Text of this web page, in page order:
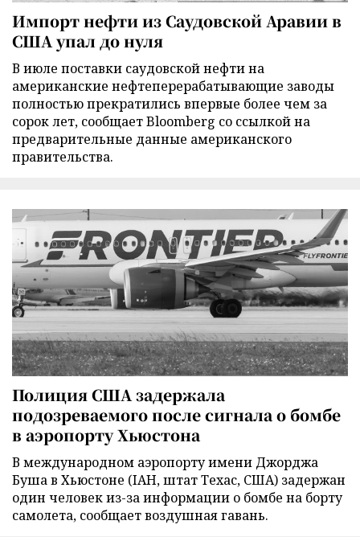
Импорт нефти из Саудовской Аравии в
США упал до нуля
В июле поставки саудовской нефти на
американские нефтеперерабатывающие заводы
полностью прекратились впервые более чем за
сорок лет, сообщает Bloomberg со ссылкой на
предварительные данные американского
правительства.
Полиция США задержала
подозреваемого после сигнала о бомбе
в аэропорту Хьюстона
В международном аэропорту имени Джорджа
Буша в Хьюстоне (IAH, штат Техас, США) задержан
один человек из-за информации о бомбе на борту
самолета, сообщает воздушная гавань.